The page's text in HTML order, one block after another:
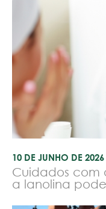
10 DE JUNHO DE 2026
Cuidados com
a lanolina